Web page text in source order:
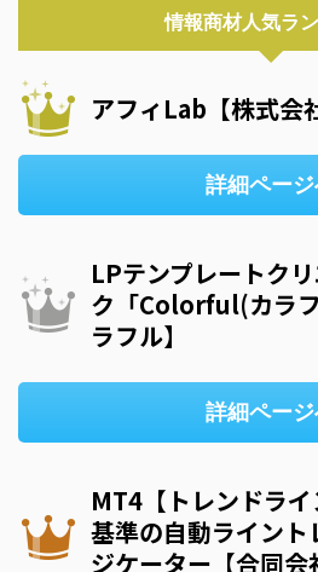
情報商材人気ラ
アフィLab【株式会
詳細ペー
LPテンプレートク
ク「Colorful(カラ
ラフル】
詳細ペー
MT4【トレンドラ
基準の自動ライント
ジケーター【合同会